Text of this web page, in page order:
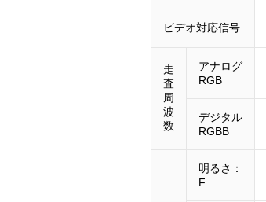
ビデオ対応信号
走
査
周
波
数
アナログ
RGB
デジタル
RGBB
明るさ：
F